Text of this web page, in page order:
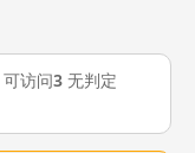
可访问3 无判定